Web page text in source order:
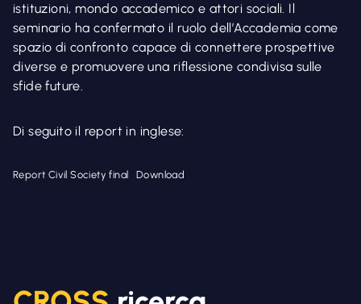
istituzioni, mondo accademico e attori sociali. Il
seminario ha confermato il ruolo dell’Accademia come
spazio di confronto capace di connettere prospettive
diverse e promuovere una riflessione condivisa sulle
sfide future.
Di seguito il report in inglese:
Report Civil Society final Download